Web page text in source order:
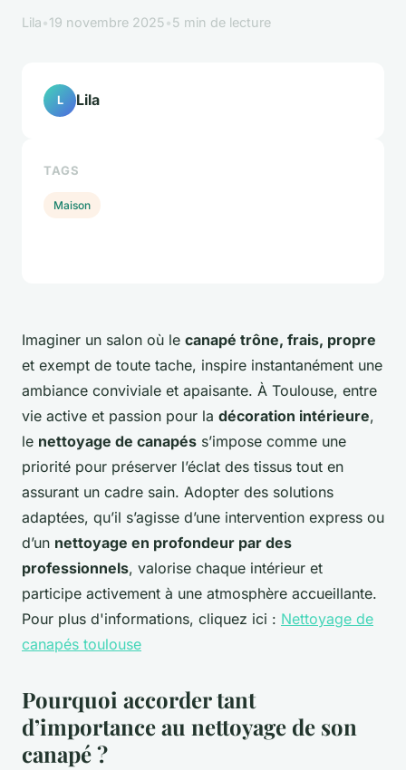
Lila•19 novembre 2025•5 min de lecture
Imaginer un salon où le canapé trône, frais, propre
et exempt de toute tache, inspire instantanément une
ambiance conviviale et apaisante. À Toulouse, entre
vie active et passion pour la décoration intérieure,
le nettoyage de canapés s’impose comme une
priorité pour préserver l’éclat des tissus tout en
assurant un cadre sain. Adopter des solutions
adaptées, qu’il s’agisse d’une intervention express ou
d’un nettoyage en profondeur par des
professionnels, valorise chaque intérieur et
participe activement à une atmosphère accueillante.
Pour plus d'informations, cliquez ici : Nettoyage de
canapés toulouse
Pourquoi accorder tant
d’importance au nettoyage de son
canapé ?
L Lila
TAGS
Maison